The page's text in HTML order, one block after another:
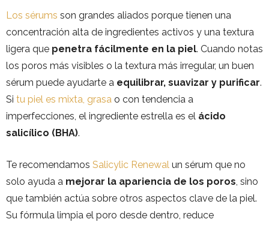
Los sérums son grandes aliados porque tienen una
concentración alta de ingredientes activos y una textura
ligera que penetra fácilmente en la piel. Cuando notas
los poros más visibles o la textura más irregular, un buen
sérum puede ayudarte a equilibrar, suavizar y purificar.
Si tu piel es mixta, grasa o con tendencia a
imperfecciones, el ingrediente estrella es el ácido
salicílico (BHA).
Te recomendamos Salicylic Renewal un sérum que no
solo ayuda a mejorar la apariencia de los poros , sino
que también actúa sobre otros aspectos clave de la piel.
Su fórmula limpia el poro desde dentro, reduce